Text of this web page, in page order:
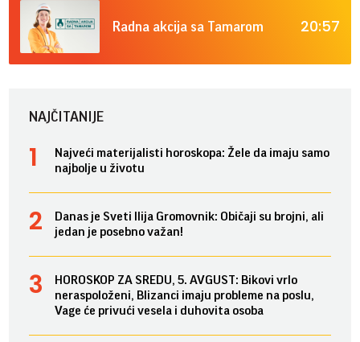
Radna akcija sa Tamarom 20:57
NAJČITANIJE
Najveći materijalisti horoskopa: Žele da imaju samo
najbolje u životu
Danas je Sveti Ilija Gromovnik: Običaji su brojni, ali
jedan je posebno važan!
HOROSKOP ZA SREDU, 5. AVGUST: Bikovi vrlo
neraspoloženi, Blizanci imaju probleme na poslu,
Vage će privući vesela i duhovita osoba